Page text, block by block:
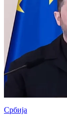
Србија